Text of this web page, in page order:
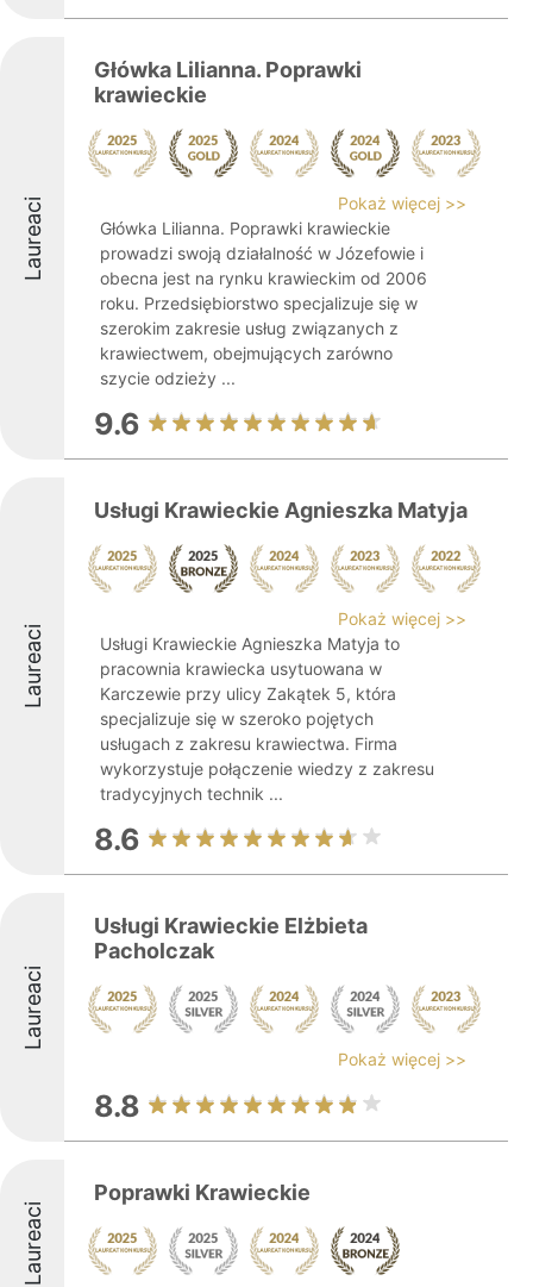
Laureaci
Główka Lilianna. Poprawki
krawieckie
Pokaż więcej >>
Główka Lilianna. Poprawki krawieckie
prowadzi swoją działalność w Józefowie i
obecna jest na rynku krawieckim od 2006
roku. Przedsiębiorstwo specjalizuje się w
szerokim zakresie usług związanych z
krawiectwem, obejmujących zarówno
szycie odzieży ...
9.6
Laureaci
Usługi Krawieckie Agnieszka Matyja
Pokaż więcej >>
Usługi Krawieckie Agnieszka Matyja to
pracownia krawiecka usytuowana w
Karczewie przy ulicy Zakątek 5, która
specjalizuje się w szeroko pojętych
usługach z zakresu krawiectwa. Firma
wykorzystuje połączenie wiedzy z zakresu
tradycyjnych technik ...
8.6
Laureaci
Usługi Krawieckie Elżbieta
Pacholczak
Pokaż więcej >>
8.8
Laureaci
Poprawki Krawieckie